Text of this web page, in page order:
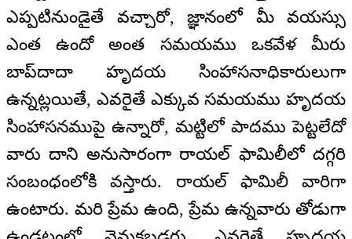
ఎప్పటినుండైతే వచ్చారో, జ్ఞానంలో మీ వయస్సు
ఎంత ఉందో అంత సమయము ఒకవేళ మీరు
బాప్‌దాదా హృదయ సింహాసనాధికారులుగా
ఉన్నట్లయితే, ఎవరైతే ఎక్కువ సమయము హృదయ
సింహాసనముపై ఉన్నారో, మట్టిలో పాదము పెట్టలేదో
వారు దాని అనుసారంగా రాయల్‌ ఫామిలీలో దగ్గరి
సంబంధంలోకి వస్తారు. రాయల్‌ ఫామిలీ వారిగా
ఉంటారు. మరి ప్రేమ ఉంది, ప్రేమ ఉన్నవారు తోడుగా